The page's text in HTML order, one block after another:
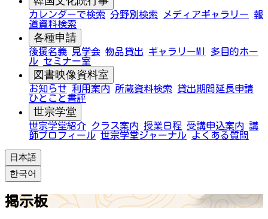
カレンダーで検索 分野別検索 メディアギャラリー 報
道資料検索
各種申請
後援名義 見学会 物品貸出 ギャラリーMI
多目的ホー
ル セミナー室
図書映像資料室
お知らせ 利用案内 所蔵資料検索
貸出期間延長申請
ひとこと書評
世宗学堂
世宗学堂紹介 クラス案内 授業日程 受講申込案内 講
師プロフィール 世宗学堂ジャーナル よくある質問
日本語
한국어
掲示板